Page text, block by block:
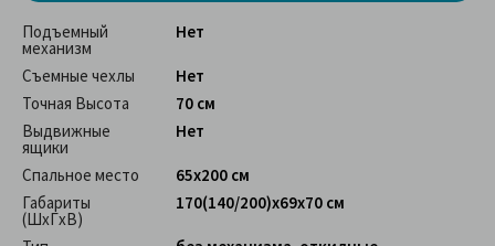
Подъемный
механизм
Нет
Съемные чехлы
Нет
Точная Высота
70 см
Выдвижные
ящики
Нет
Спальное место
65x200 см
Габариты
(ШхГхВ)
170(140/200)x69x70 см